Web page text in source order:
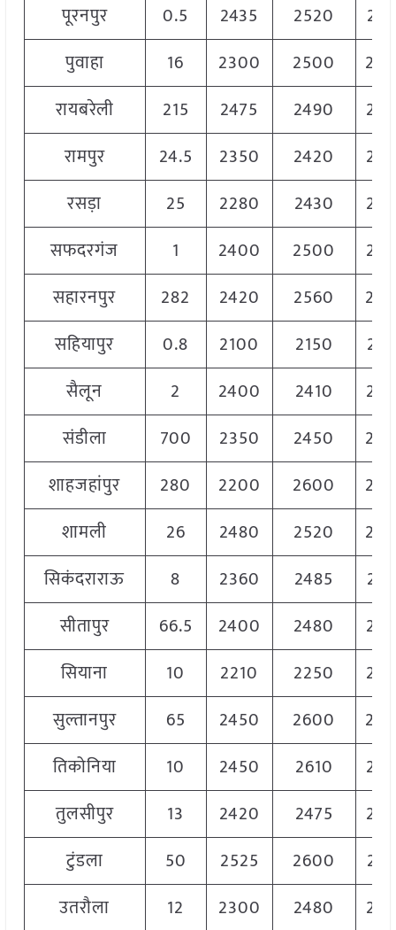
पूरनपुर
0.5 2435 2520
पुवाहा
16 2300 2500
रायबरेली
215 2475 2490
रामपुर
24.5 2350 2420
रसड़ा
25 2280 2430
सफदरगंज
1 2400 2500
सहारनपुर
282 2420 2560
सहियापुर
0.8 2100 2150
सैलून
2 2400 2410
संडीला
700 2350 2450
शाहजहांपुर
280 2200 2600
शामली
26 2480 2520
सिकंदराराऊ
8 2360 2485
सीतापुर
66.5 2400 2480
सियाना
10 2210 2250
सुल्तानपुर
65 2450 2600
तिकोनिया
10 2450 2610
तुलसीपुर
13 2420 2475
टुंडला
50 2525 2600
उतरौला
12 2300 2480